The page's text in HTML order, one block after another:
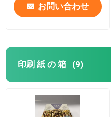
お問い合わせ
印刷 紙 の 箱 (9)